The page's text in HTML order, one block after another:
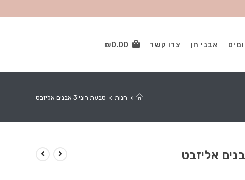
אבני חן צרו קשר ₪0.00
> חנות > טבעת רובי 3 אבנים אליזבט